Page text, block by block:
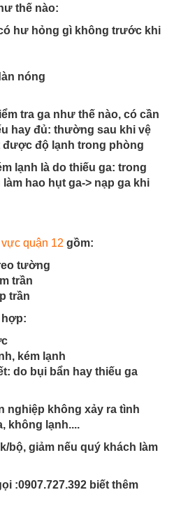
thế nào:
hư hỏng gì không trước khi
nóng
tra ga như thế nào, có cần
hay đủ: thường sau khi vệ
được độ lạnh trong phòng
lạnh là do thiếu ga: trong
hao hụt ga-> nạp ga khi
vực quận 12 gồm:
tường
trần
trần
kém lạnh
do bụi bẩn hay thiếu ga
nghiệp không xảy ra tình
không lạnh....
bộ, giảm nếu quý khách làm
:0907.727.392 biết thêm